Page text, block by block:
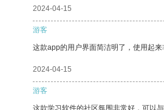
2024-04-15
游客
这款app的用户界面简洁明了，使用起
2024-04-15
游客
这款学习软件的社区氛围非常好，可以